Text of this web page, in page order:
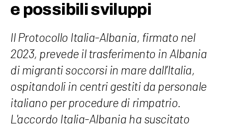
e possibili sviluppi
Il Protocollo Italia-Albania, firmato nel
2023, prevede il trasferimento in Albania
di migranti soccorsi in mare dall’Italia,
ospitandoli in centri gestiti da personale
italiano per procedure di rimpatrio.
L'accordo Italia-Albania ha suscitato